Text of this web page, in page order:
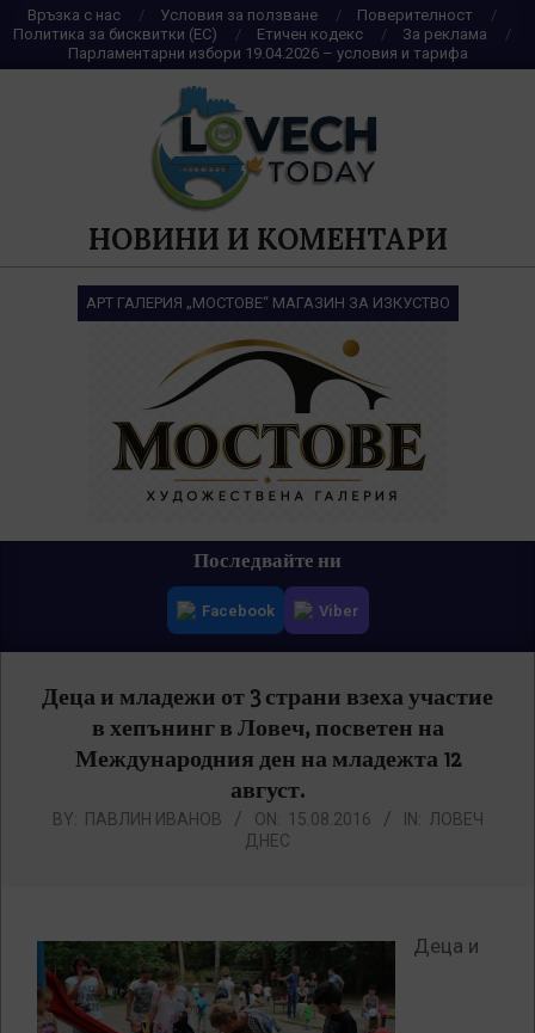
Skip
to
content
Връзка с нас Условия за ползване
Поверителност
Политика за бисквитки (ЕС)
Етичен кодекс
За реклама
Парламентарни избори 19.04.2026 – условия и тарифа
НОВИНИ И КОМЕНТАРИ
АРТ ГАЛЕРИЯ „МОСТОВЕ“ МАГАЗИН ЗА ИЗКУСТВО
Последвайте ни
Facebook Viber
Деца и младежи от 3 страни взеха участие
в хепънинг в Ловеч, посветен на
Международния ден на младежта 12
август.
BY: ПАВЛИН ИВАНОВ ON: 15.08.2016 IN: ЛОВЕЧ
ДНЕС
Деца и